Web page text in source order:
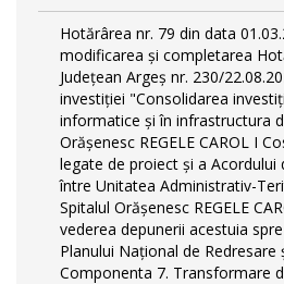
Hotărârea nr. 79 din data
modificarea și completarea
Județean Argeș nr. 230/
investiției "Consolidarea
informatice și în infrastructura
Orășenesc REGELE CAROL I
legate de proiect și a
între Unitatea Administrativ-
Spitalul Orășenesc REGELE
vederea depunerii acestuia
Planului Național de Redresare
Componenta 7. Transformare